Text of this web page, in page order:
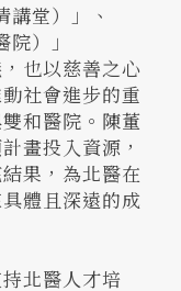
堂）」、
）」
也以慈善之心
社會進步的重
和醫院。陳董
畫投入資源，
果，為北醫在
體且深遠的成
北醫人才培